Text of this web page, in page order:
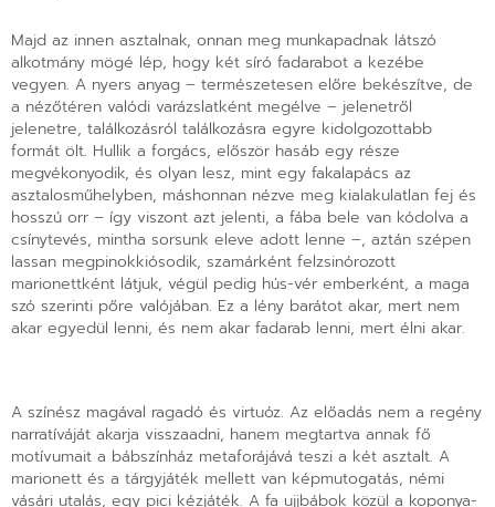
Majd az innen asztalnak, onnan meg munkapadnak látszó
alkotmány mögé lép, hogy két síró fadarabot a kezébe
vegyen. A nyers anyag – természetesen előre bekészítve, de
a nézőtéren valódi varázslatként megélve – jelenetről
jelenetre, találkozásról találkozásra egyre kidolgozottabb
formát ölt. Hullik a forgács, először hasáb egy része
megvékonyodik, és olyan lesz, mint egy fakalapács az
asztalosműhelyben, máshonnan nézve meg kialakulatlan fej és
hosszú orr – így viszont azt jelenti, a fába bele van kódolva a
csínytevés, mintha sorsunk eleve adott lenne –, aztán szépen
lassan megpinokkiósodik, szamárként felzsinórozott
marionettként látjuk, végül pedig hús-vér emberként, a maga
szó szerinti pőre valójában. Ez a lény barátot akar, mert nem
akar egyedül lenni, és nem akar fadarab lenni, mert élni akar.
A színész magával ragadó és virtuóz. Az előadás nem a regény
narratíváját akarja visszaadni, hanem megtartva annak fő
motívumait a bábszínház metaforájává teszi a két asztalt. A
marionett és a tárgyjáték mellett van képmutogatás, némi
vásári utalás, egy pici kézjáték. A fa ujjbábok közül a koponya-